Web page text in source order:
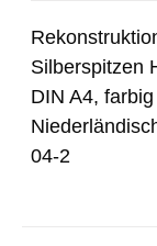
Silberspitzen
DIN A4,
04-2